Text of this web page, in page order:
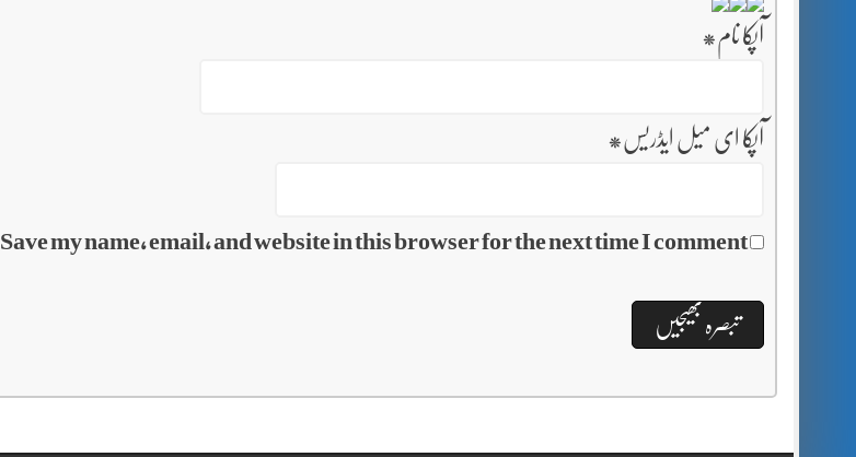
آپکا نام *
آپکا ای میل ایڈریس *
Save my name, email, and website in this browser for the next time I comment.